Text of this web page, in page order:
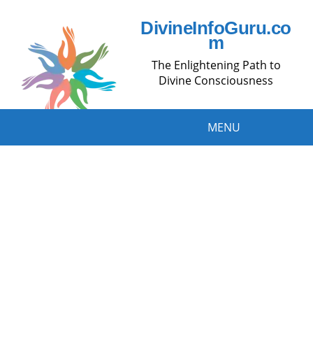
DivineInfoGuru.co
m
The Enlightening Path to
Divine Consciousness
MENU